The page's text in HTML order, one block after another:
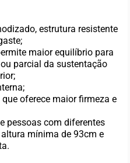
estrutura resistente
maior equilíbrio para
parcial da sustentação
oferece maior firmeza e
pessoas com diferentes
mínima de 93cm e